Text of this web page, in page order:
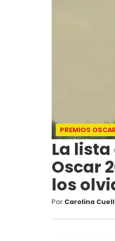
PREMIOS
La
Oscar
los
Por Carolina